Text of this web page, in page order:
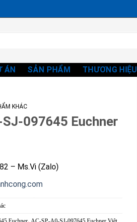
ÁN SẢN PHẨM THƯƠNG HIỆU
KHÁC
097645 Euchner
– Ms.Vi (Zalo)